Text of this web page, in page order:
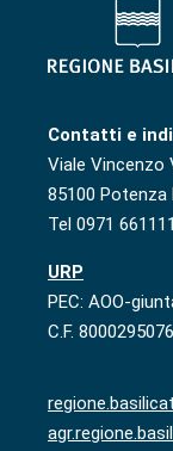
Contatti e
Viale Vincenzo
85100 Potenza
Tel 0971 661111
URP
PEC: AOO-
C.F.